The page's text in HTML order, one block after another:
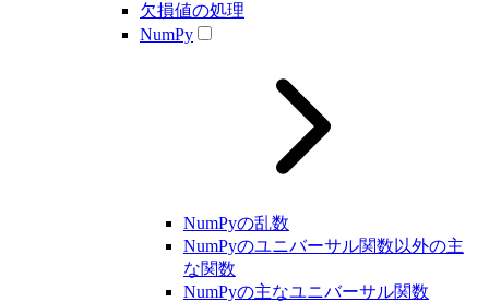
欠損値の処理
NumPy
NumPyの乱数
NumPyのユニバーサル関数以外の主
な関数
NumPyの主なユニバーサル関数